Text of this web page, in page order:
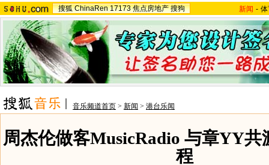
搜狐 ChinaRen 17173 焦点房地产 搜狗 新闻 -
音乐频道首页 > 新闻 > 港台乐闻
周杰伦做客MusicRadio 与章YY共
程